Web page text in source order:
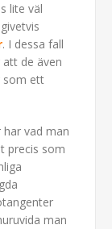
lite väl
. I dessa fall
de även
som ett
vad man
precis som
man